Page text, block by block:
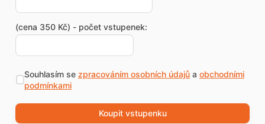
(cena 350 Kč) - počet vstupenek:
Souhlasím se zpracováním osobních údajůa obchodními
podmínkami
Koupit vstupenku